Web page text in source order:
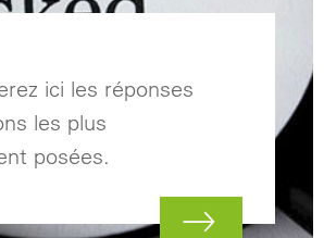
ici les réponses
les plus
posées.